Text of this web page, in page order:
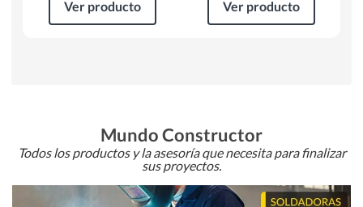
Ver producto Ver producto
Mundo Constructor
Todos los productos y la asesoría que necesita para finalizar
sus proyectos.